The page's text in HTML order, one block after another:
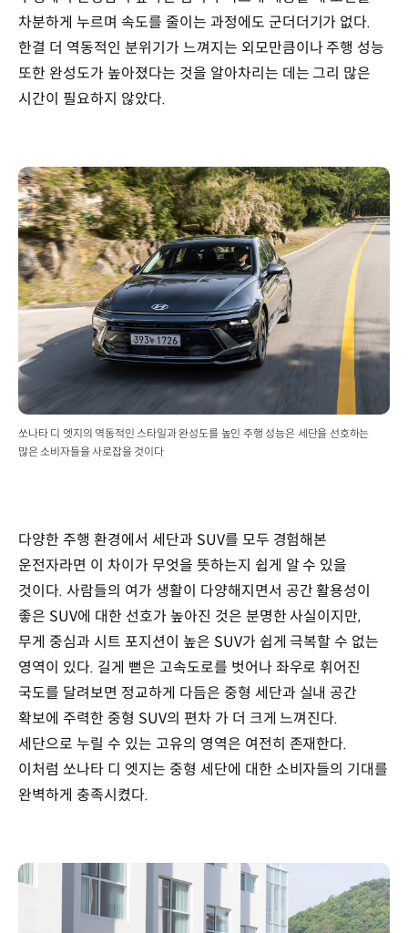
차분하게 누르며 속도를 줄이는 과정에도 군더더기가 없다.
한결 더 역동적인 분위기가 느껴지는 외모만큼이나 주행 성능
또한 완성도가 높아졌다는 것을 알아차리는 데는 그리 많은
시간이 필요하지 않았다.
쏘나타 디 엣지의 역동적인 스타일과 완성도를 높인 주행 성능은 세단을 선호하는
많은 소비자들을 사로잡을 것이다
다양한 주행 환경에서 세단과 SUV를 모두 경험해본
운전자라면 이 차이가 무엇을 뜻하는지 쉽게 알 수 있을
것이다. 사람들의 여가 생활이 다양해지면서 공간 활용성이
좋은 SUV에 대한 선호가 높아진 것은 분명한 사실이지만,
무게 중심과 시트 포지션이 높은 SUV가 쉽게 극복할 수 없는
영역이 있다. 길게 뻗은 고속도로를 벗어나 좌우로 휘어진
국도를 달려보면 정교하게 다듬은 중형 세단과 실내 공간
확보에 주력한 중형 SUV의 편차가 더 크게 느껴진다.
세단으로 누릴 수 있는 고유의 영역은 여전히 존재한다.
이처럼 쏘나타 디 엣지는 중형 세단에 대한 소비자들의 기대를
완벽하게 충족시켰다.